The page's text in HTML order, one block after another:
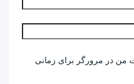
من در مرورگر برای زمانی